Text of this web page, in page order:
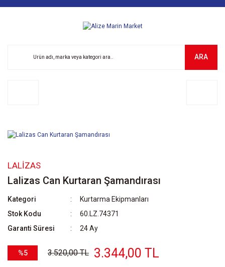
ARA
LALIZAS
Lalizas Can Kurtaran Şamandırası
Kategori
Kurtarma Ekipmanları
Stok Kodu
60.LZ.74371
Garanti Süresi
24 Ay
%5 3.520,00 TL 3.344,00 TL